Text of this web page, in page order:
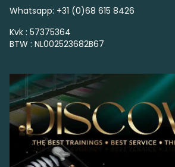
Whatsapp: +31 (0)68 615 8426
Kvk : 57375364
BTW : NL002523682B67